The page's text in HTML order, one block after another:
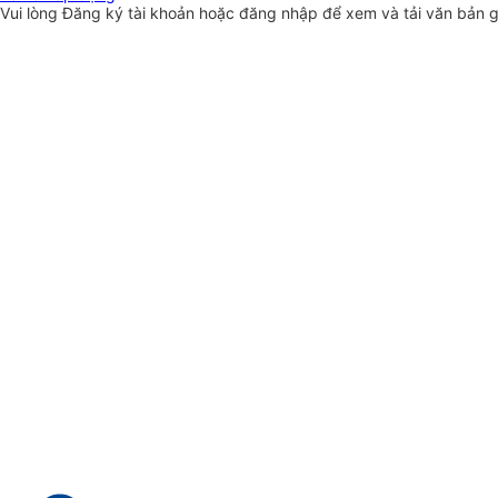
Vui lòngĐăng ký tài khoản hoặc đăng nhập để xem và tải văn bản